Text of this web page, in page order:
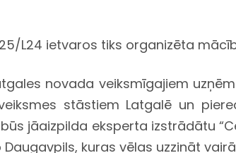
L24 ietvaros tiks organizēta
novada veiksmīgajiem
stāstiem Latgalē un
jāaizpilda eksperta izstrādātu
kuras vēlas uzzināt